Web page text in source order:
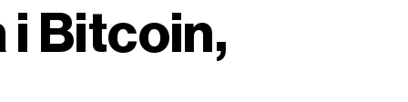
i Bitcoin,